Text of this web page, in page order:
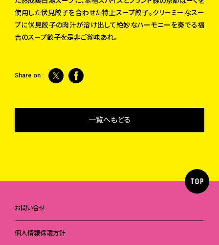
使用した伏見餃子を合わせた特上スープ餃子。クリーミーなスー
プに伏見餃子の肉汁が溶け出して絶妙なハーモニーを奏でる福
吉のスープ餃子を是非ご賞味あれ。
Share on :
一覧へもどる
お問い合せ
個人情報保護方針